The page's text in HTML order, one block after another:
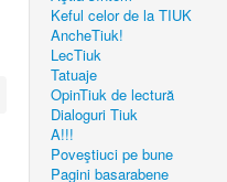
Keful celor de la TIUK
AncheTiuk!
LecTiuk
Tatuaje
OpinTiuk de lectură
Dialoguri Tiuk
A!!!
Poveştiuci pe bune
Pagini basarabene